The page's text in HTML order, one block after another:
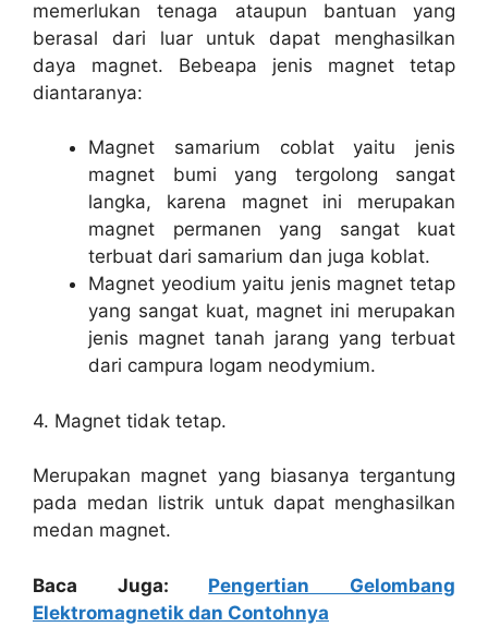
memerlukan tenaga ataupun bantuan yang
berasal dari luar untuk dapat menghasilkan
daya magnet. Bebeapa jenis magnet tetap
diantaranya:
Magnet samarium coblat yaitu jenis
magnet bumi yang tergolong sangat
langka, karena magnet ini merupakan
magnet permanen yang sangat kuat
terbuat dari samarium dan juga koblat.
Magnet yeodium yaitu jenis magnet tetap
yang sangat kuat, magnet ini merupakan
jenis magnet tanah jarang yang terbuat
dari campura logam neodymium.
4. Magnet tidak tetap.
Merupakan magnet yang biasanya tergantung
pada medan listrik untuk dapat menghasilkan
medan magnet.
Baca Juga: Pengertian Gelombang
Elektromagnetik dan Contohnya